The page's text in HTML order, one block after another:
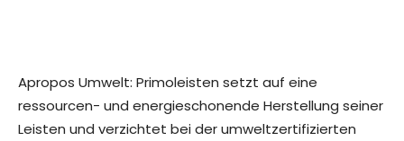
Apropos Umwelt: Primoleisten setzt auf eine
ressourcen- und energieschonende Herstellung seiner
Leisten und verzichtet bei der umweltzertifizierten